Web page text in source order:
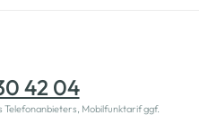
42 04
Mobilfunktarif ggf.